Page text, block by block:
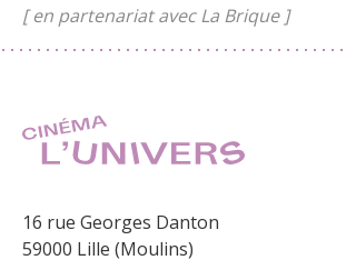
[ en partenariat avec La Brique ]
16 rue Georges Danton
59000 Lille (Moulins)